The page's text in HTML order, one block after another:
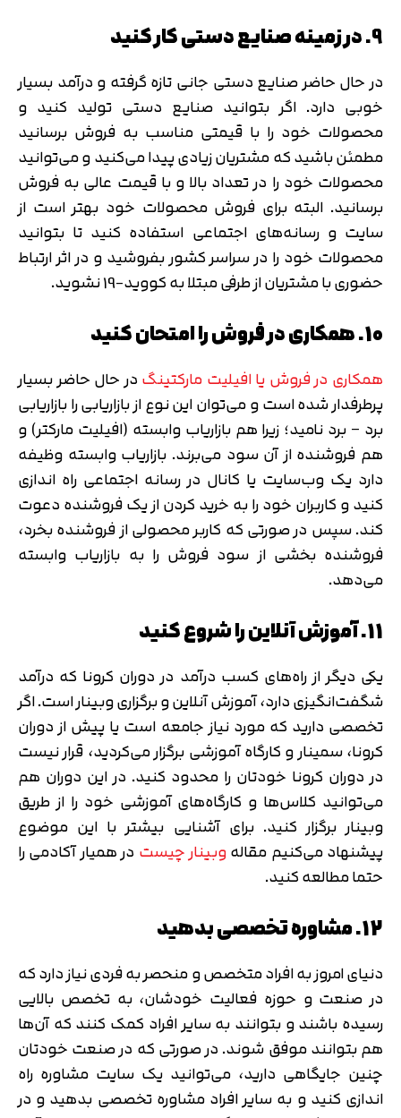
9. در زمینه صنایع دستی کار کنید
در حال حاضر صنایع دستی جانی تازه گرفته و درآمد بسیار
خوبی دارد. اگر بتوانید صنایع دستی تولید کنید و
محصولات خود را با قیمتی مناسب به فروش برسانید
مطمئن باشید که مشتریان زیادی پیدا می‌کنید و می‌توانید
محصولات خود را در تعداد بالا و با قیمت عالی به فروش
برسانید. البته برای فروش محصولات خود بهتر است از
سایت و رسانه‌های اجتماعی استفاده کنید تا بتوانید
محصولات خود را در سراسر کشور بفروشید و در اثر ارتباط
حضوری با مشتریان از طرفی مبتلا به کووید-19 نشوید.
10. همکاری در فروش را امتحان کنید
همکاری در فروش یا افیلیت مارکتینگدر حال حاضر بسیار
پرطرفدار شده است و می‌توان این نوع از بازاریابی را بازاریابی
برد – برد نامید؛ زیرا هم بازاریاب وابسته (افیلیت مارکتر) و
هم فروشنده از آن سود می‌برند. بازاریاب وابسته وظیفه
دارد یک وب‌سایت یا کانال در رسانه اجتماعی راه اندازی
کنید و کاربران خود را به خرید کردن از یک فروشنده دعوت
کند. سپس در صورتی که کاربر محصولی از فروشنده بخرد،
فروشنده بخشی از سود فروش را به بازاریاب وابسته
می‌دهد.
11. آموزش آنلاین را شروع کنید
یکی دیگر از راه‌های کسب درآمد در دوران کرونا که درآمد
شگفت‌انگیزی دارد، آموزش آنلاین و برگزاری وبینار است. اگر
تخصصی دارید که مورد نیاز جامعه است یا پیش از دوران
کرونا، سمینار و کارگاه آموزشی برگزار می‌کردید، قرار نیست
در دوران کرونا خودتان را محدود کنید. در این دوران هم
می‌توانید کلاس‌ها و کارگاه‌های آموزشی خود را از طریق
وبینار برگزار کنید. برای آشنایی بیشتر با این موضوع
پیشنهاد می‌کنیم مقالهوبینار چیست در همیار آکادمی را
حتما مطالعه کنید.
12. مشاوره تخصصی بدهید
دنیای امروز به افراد متخصص و منحصر به فردی نیاز دارد که
در صنعت و حوزه فعالیت خودشان، به تخصص بالایی
رسیده باشند و بتوانند به سایر افراد کمک کنند که آن‌ها
هم بتوانند موفق شوند. در صورتی که در صنعت خودتان
چنین جایگاهی دارید، می‌توانید یک سایت مشاوره راه
اندازی کنید و به سایر افراد مشاوره تخصصی بدهید و در